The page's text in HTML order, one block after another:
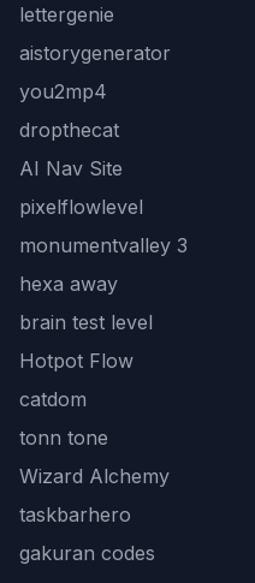
lettergenie
aistorygenerator
you2mp4
dropthecat
AI Nav Site
pixelflowlevel
monumentvalley 3
hexa away
brain test level
Hotpot Flow
catdom
tonn tone
Wizard Alchemy
taskbarhero
gakuran codes